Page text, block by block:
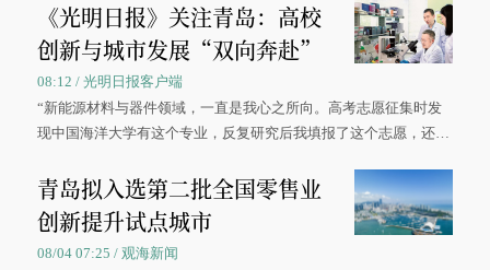
《光明日报》关注青岛：高校
创新与城市发展“双向奔赴”
08:12 / 光明日报客户端
“新能源材料与器件领域，一直是我心之所向。高考志愿征集时发
现中国海洋大学有这个专业，反复研究后我填报了这个志愿，还真
大学材料科学与工程学院材料类专业的录取通知书。
青岛拟入选第二批全国零售业
创新提升试点城市
08/04 07:25 / 观海新闻